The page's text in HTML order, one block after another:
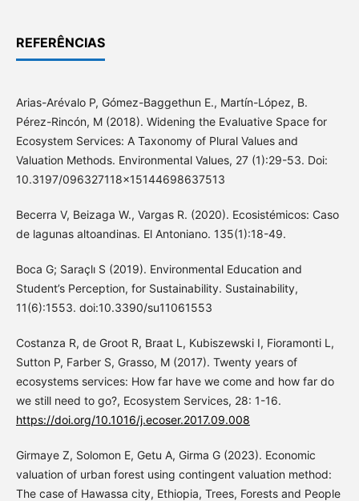
REFERÊNCIAS
Arias-Arévalo P, Gómez-Baggethun E., Martín-López, B.
Pérez-Rincón, M (2018). Widening the Evaluative Space for
Ecosystem Services: A Taxonomy of Plural Values and
Valuation Methods. Environmental Values, 27 (1):29-53. Doi:
10.3197/096327118x15144698637513
Becerra V, Beizaga W., Vargas R. (2020). Ecosistémicos: Caso
de lagunas altoandinas. El Antoniano. 135(1):18-49.
Boca G; Saraçlı S (2019). Environmental Education and
Student’s Perception, for Sustainability. Sustainability,
11(6):1553. doi:10.3390/su11061553
Costanza R, de Groot R, Braat L, Kubiszewski I, Fioramonti L,
Sutton P, Farber S, Grasso, M (2017). Twenty years of
ecosystems services: How far have we come and how far do
we still need to go?, Ecosystem Services, 28: 1-16.
https://doi.org/10.1016/j.ecoser.2017.09.008
Girmaye Z, Solomon E, Getu A, Girma G (2023). Economic
valuation of urban forest using contingent valuation method:
The case of Hawassa city, Ethiopia, Trees, Forests and People